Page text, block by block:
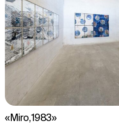
«Miro,1983»